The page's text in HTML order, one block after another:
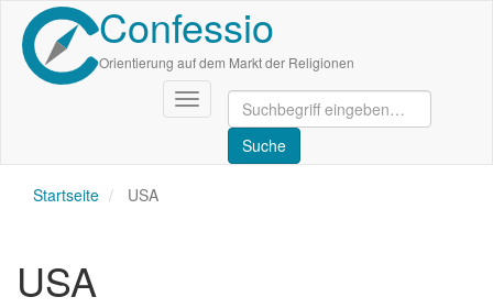
Direkt
zum
Inhalt
Confessio
Orientierung auf dem Markt der Religionen
Navigation
aktivieren/deaktivieren
Startseite USA
USA